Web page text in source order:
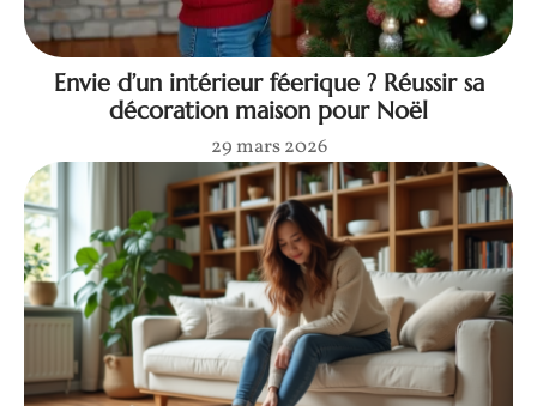
Envie d’un intérieur féerique ? Réussir sa
décoration maison pour Noël
29 mars 2026